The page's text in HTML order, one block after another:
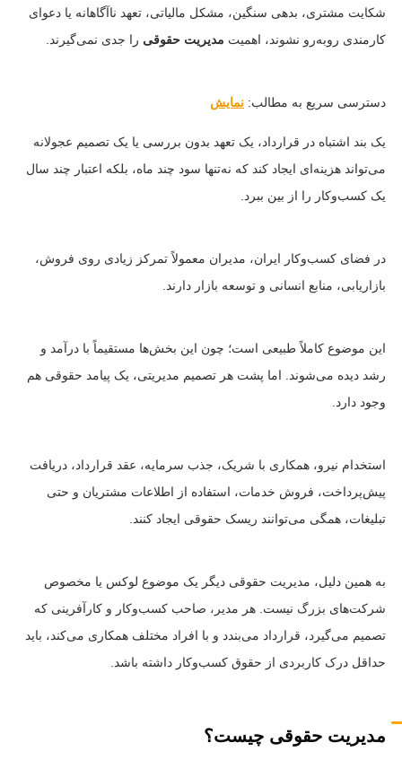
شکایت مشتری، بدهی سنگین، مشکل مالیاتی، تعهد ناآگاهانه یا دعوای
کارمندی روبه‌رو نشوند، اهمیت مدیریت حقوقی را جدی نمی‌گیرند.
دسترسی سریع به مطالب: نمایش
یک بند اشتباه در قرارداد، یک تعهد بدون بررسی یا یک تصمیم عجولانه
می‌تواند هزینه‌ای ایجاد کند که نه‌تنها سود چند ماه، بلکه اعتبار چند سال
یک کسب‌وکار را از بین ببرد.
در فضای کسب‌وکار ایران، مدیران معمولاً تمرکز زیادی روی فروش،
بازاریابی، منابع انسانی و توسعه بازار دارند.
این موضوع کاملاً طبیعی است؛ چون این بخش‌ها مستقیماً با درآمد و
رشد دیده می‌شوند. اما پشت هر تصمیم مدیریتی، یک پیامد حقوقی هم
وجود دارد.
استخدام نیرو، همکاری با شریک، جذب سرمایه، عقد قرارداد، دریافت
پیش‌پرداخت، فروش خدمات، استفاده از اطلاعات مشتریان و حتی
تبلیغات، همگی می‌توانند ریسک حقوقی ایجاد کنند.
به همین دلیل، مدیریت حقوقی دیگر یک موضوع لوکس یا مخصوص
شرکت‌های بزرگ نیست. هر مدیر، صاحب کسب‌وکار و کارآفرینی که
تصمیم می‌گیرد، قرارداد می‌بندد و با افراد مختلف همکاری می‌کند، باید
حداقل درک کاربردی از حقوق کسب‌وکار داشته باشد.
مدیریت حقوقی چیست؟